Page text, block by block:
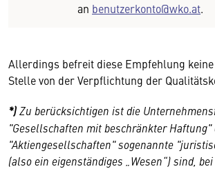
an benutzerkonto@wko.at.
Allerdings befreit diese Empfehlung
Stelle von der Verpflichtung der
*)Zu berücksichtigen ist die
"Gesellschaften mit beschränkter Haftung"
"Aktiengesellschaften" sogenannte
(also ein eigenständiges „Wesen“) sind,